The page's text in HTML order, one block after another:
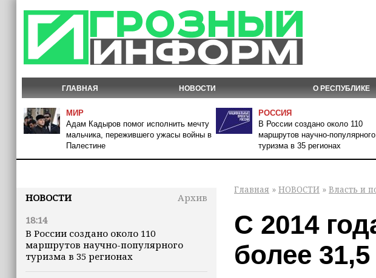
ГЛАВНАЯ НОВОСТИ О РЕСПУБЛИКЕ
МИР
Адам Кадыров помог исполнить мечту
мальчика, пережившего ужасы войны в
Палестине
РОССИЯ
В России создано около 110
маршрутов научно-популярного
туризма в 35 регионах
НОВОСТИ
Архив
18:14
В России создано около 110
маршрутов научно-популярного
туризма в 35 регионах
Главная » НОВОСТИ » Власть и
С 2014
более